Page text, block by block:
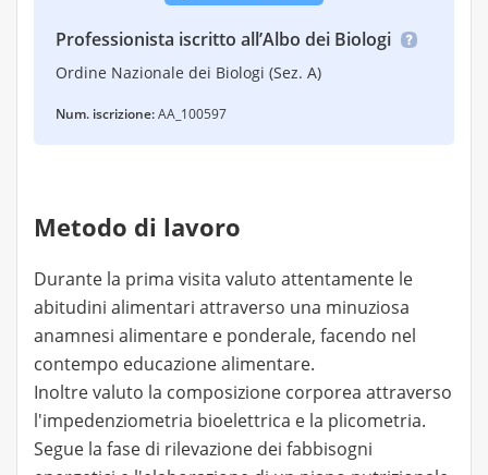
Professionista iscritto all’Albo dei Biologi
Ordine Nazionale dei Biologi (Sez. A)
Num. iscrizione:AA_100597
Metodo di lavoro
Durante la prima visita valuto attentamente le
abitudini alimentari attraverso una minuziosa
anamnesi alimentare e ponderale, facendo nel
contempo educazione alimentare.
Inoltre valuto la composizione corporea attraverso
l'impedenziometria bioelettrica e la plicometria.
Segue la fase di rilevazione dei fabbisogni